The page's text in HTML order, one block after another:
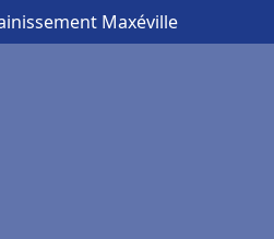
Maxéville